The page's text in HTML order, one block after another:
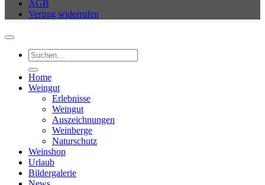
AGB
Vertrag widerrufen
Suchen
nach:
Home
Weingut
Erlebnisse
Weingut
Auszeichnungen
Weinberge
Naturschutz
Weinshop
Urlaub
Bildergalerie